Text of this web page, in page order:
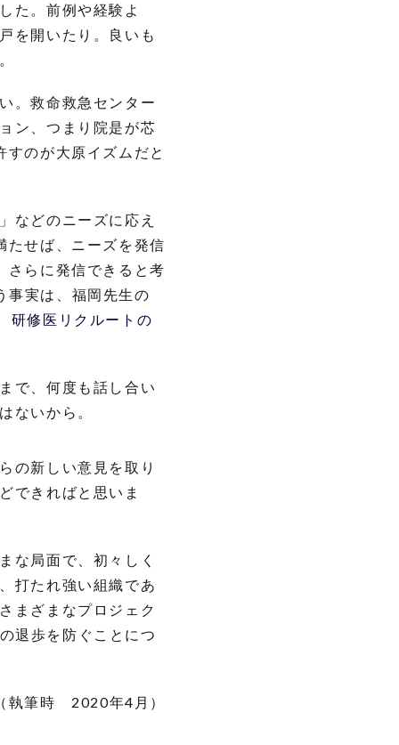
た。前例や経験よ
を開いたり。良いも
。救命救急センター
ン、つまり院是が芯
のが大原イズムだと
などのニーズに応え
たせば、ニーズを発信
さらに発信できると考
事実は、福岡先生の
研修医リクルートの
で、何度も話し合い
ないから。
の新しい意見を取り
できればと思いま
な局面で、初々しく
打たれ強い組織であ
まざまなプロジェク
退歩を防ぐことにつ
執筆時 2020年4月）